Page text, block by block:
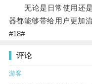
无论是日常使用还是
器都能够带给用户更加
#18#
评论
游客